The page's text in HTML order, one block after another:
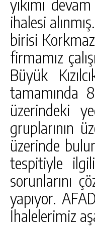
ihalesi
birisi
firmamız
Büyük
tamamında
üzerindeki
gruplarının
üzerinde
tespitiyle
sorunlarını
yapıyor.
İhalelerimiz